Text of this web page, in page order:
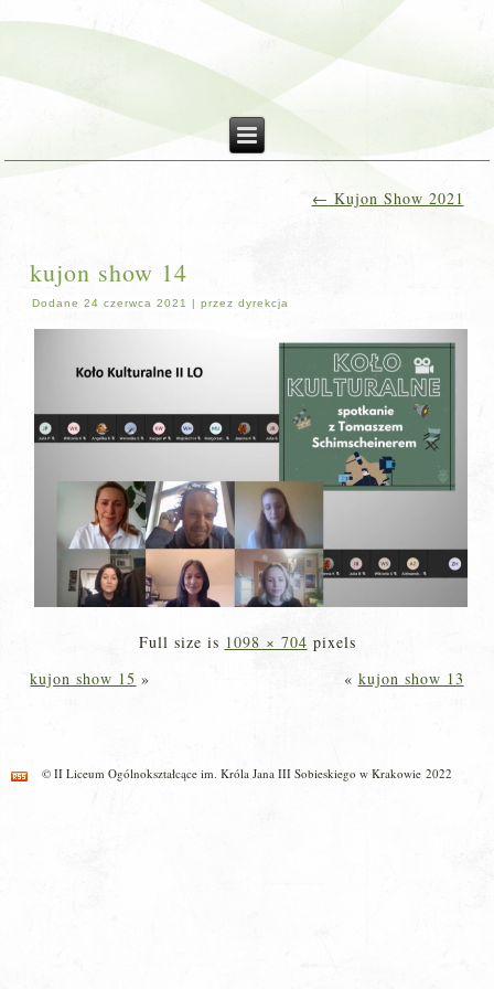
← Kujon Show 2021
kujon show 14
Dodane 24 czerwca 2021 |przez dyrekcja
Full size is 1098 × 704 pixels
kujon show 15 » « kujon show 13
© II Liceum Ogólnokształcące im. Króla Jana III Sobieskiego w Krakowie 2022